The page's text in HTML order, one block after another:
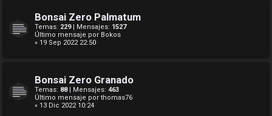
Bonsai Zero Palmatum
Temas: 229| Mensajes: 1527
Último mensaje por Bokos
« 19 Sep 2022 22:50
Bonsai Zero Granado
Temas: 88| Mensajes: 463
Último mensaje por thomas76
« 13 Dic 2022 10:24